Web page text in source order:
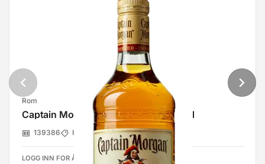
Rom
Captain Morgan Spiced Gold 35% 70cl
139386 Hansa Borg Solera
LOGG INN FOR Å SE PRISER